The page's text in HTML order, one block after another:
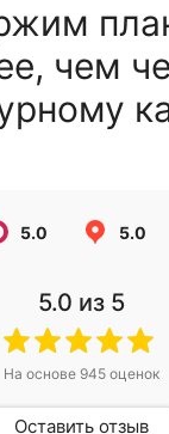
чем
5.0 5.0
5.0 из 5
На основе 945оценок
Оставить отзыв